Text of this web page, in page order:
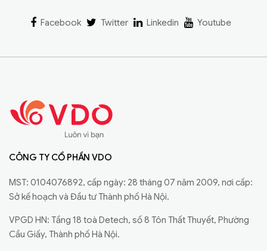
Facebook Twitter Linkedin Youtube
CÔNG TY CỔ PHẦN VDO
MST: 0104076892, cấp ngày: 28 tháng 07 năm 2009, nơi cấp:
Sở kế hoạch và Đầu tư Thành phố Hà Nội.
VPGD HN: Tầng 18 toà Detech, số 8 Tôn Thất Thuyết, Phường
Cầu Giấy, Thành phố Hà Nội.